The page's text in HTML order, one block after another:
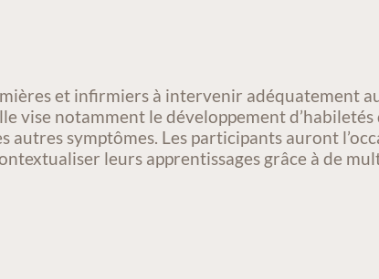
et infirmiers à intervenir adéquatement
vise notamment le développement d’habiletés
autres symptômes. Les participants auront
leurs apprentissages grâce à de